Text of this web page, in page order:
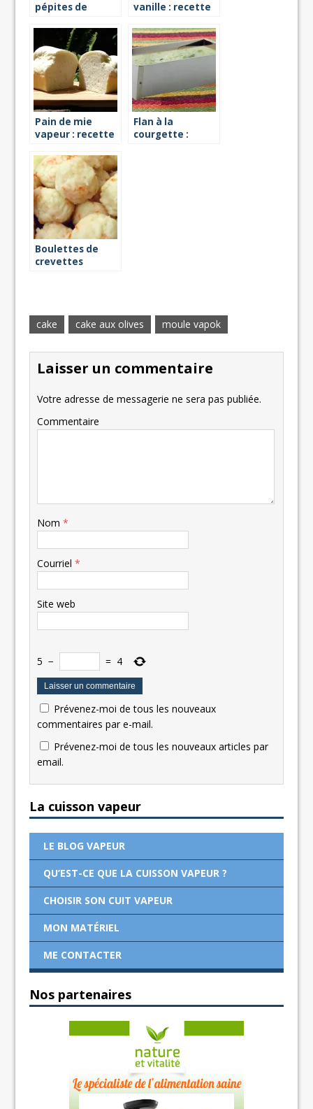
pépites de
recette à la
vapeur
vanille : recette
Pain de mie
vapeur : recette
Flan à la
courgette :
Boulettes de
crevettes
cake cake aux olives moule vapok
Laisser un commentaire
Votre adresse de messagerie ne sera pas publiée.
Commentaire
Nom*
Courriel*
Site web
5 − = 4
Prévenez-moi de tous les nouveaux
commentaires par e-mail.
Prévenez-moi de tous les nouveaux articles par
email.
La cuisson vapeur
LE BLOG VAPEUR
QU’EST-CE QUE LA CUISSON VAPEUR ?
CHOISIR SON CUIT VAPEUR
MON MATÉRIEL
ME CONTACTER
Nos partenaires